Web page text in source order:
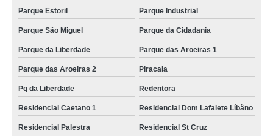
Parque Estoril Parque Industrial
Parque São Miguel Parque da Cidadania
Parque da Liberdade Parque das Aroeiras 1
Parque das Aroeiras 2 Piracaia
Pq da Liberdade Redentora
Residencial Caetano 1 Residencial Dom Lafaiete Líbâno
Residencial Palestra Residencial St Cruz